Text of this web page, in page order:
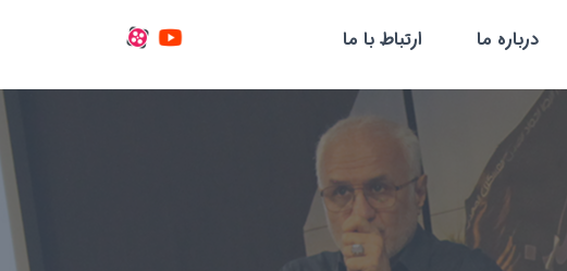
درباره ما ارتباط با ما